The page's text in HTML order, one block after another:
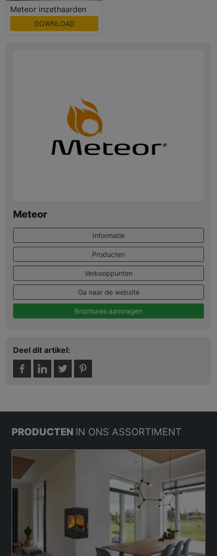
Meteor inzethaarden
DOWNLOAD
Meteor
Informatie
Producten
Verkooppunten
Ga naar de website
Brochures aanvragen
Deel dit artikel:
PRODUCTEN IN ONS ASSORTIMENT